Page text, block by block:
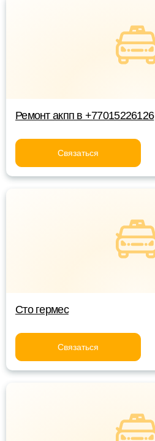
Ремонт акпп в +77015226126
Связаться
Сто гермес
Связаться